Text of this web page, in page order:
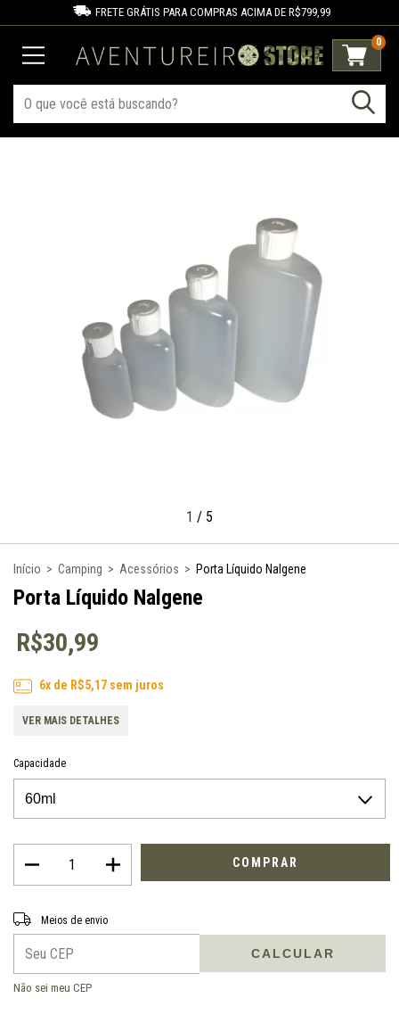
FRETE GRÁTIS PARA COMPRAS ACIMA DE R$799,99
0
1 / 5
Início > Camping > Acessórios > Porta Líquido Nalgene
Porta Líquido Nalgene
R$30,99
6x de R$5,17sem juros
VER MAIS DETALHES
Capacidade
Entregas para o CEP:
Meios de envio
CALCULAR
Não sei meu CEP